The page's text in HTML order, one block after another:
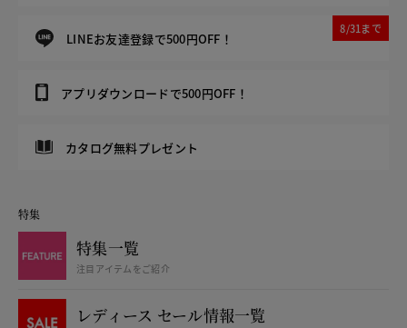
LINEお友達登録で500円OFF！
8/31まで
アプリダウンロードで500円OFF！
カタログ無料プレゼント
特集
特集一覧
注目アイテムをご紹介
レディース セール情報一覧